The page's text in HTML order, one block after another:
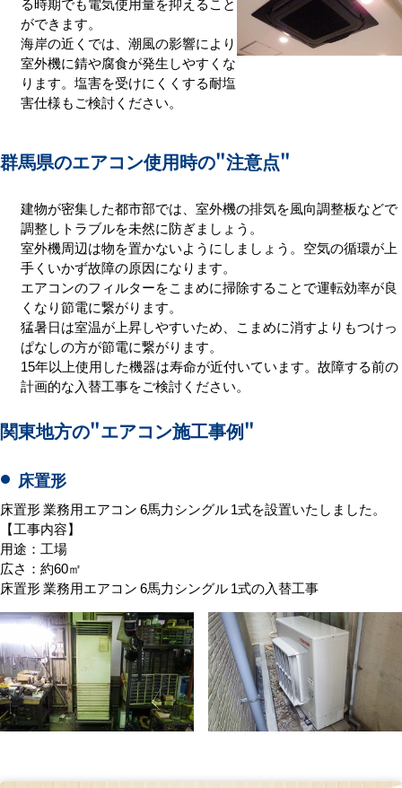
ができます。
海岸の近くでは、潮風の影響により
室外機に錆や腐食が発生しやすくな
ります。塩害を受けにくくする耐塩
害仕様もご検討ください。
群馬県のエアコン使用時の"注意点"
建物が密集した都市部では、室外機の排気を風向調整板などで
調整しトラブルを未然に防ぎましょう。
室外機周辺は物を置かないようにしましょう。空気の循環が上
手くいかず故障の原因になります。
エアコンのフィルターをこまめに掃除することで運転効率が良
くなり節電に繋がります。
猛暑日は室温が上昇しやすいため、こまめに消すよりもつけっ
ぱなしの方が節電に繋がります。
15年以上使用した機器は寿命が近付いています。故障する前の
計画的な入替工事をご検討ください。
関東地方の"エアコン施工事例"
床置形
床置形 業務用エアコン 6馬力シングル 1式を設置いたしました。
【工事内容】
用途：工場
広さ：約60㎡
床置形 業務用エアコン 6馬力シングル 1式の入替工事